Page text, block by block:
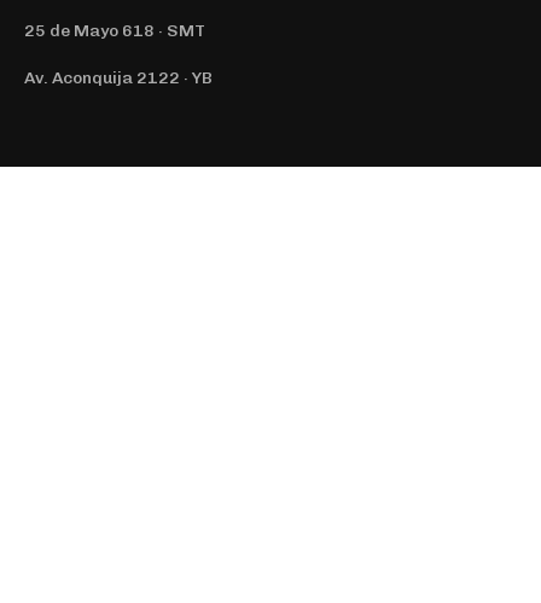
25 de Mayo 618 · SMT
Av. Aconquija 2122 · YB